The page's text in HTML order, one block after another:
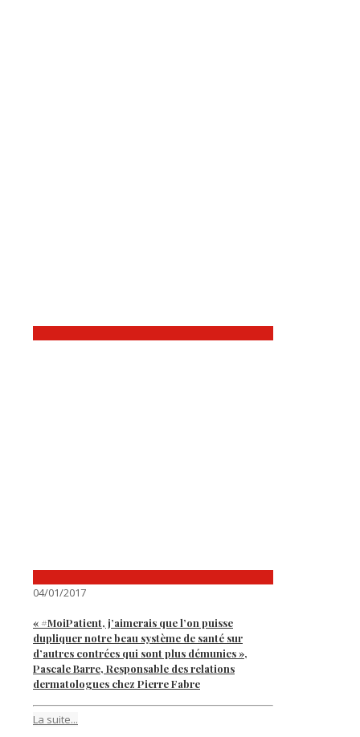
04/01/2017
« #MoiPatient, j’aimerais que l’on puisse
dupliquer notre beau système de santé sur
d’autres contrées qui sont plus démunies »,
Pascale Barre, Responsable des relations
dermatologues chez Pierre Fabre
La suite...